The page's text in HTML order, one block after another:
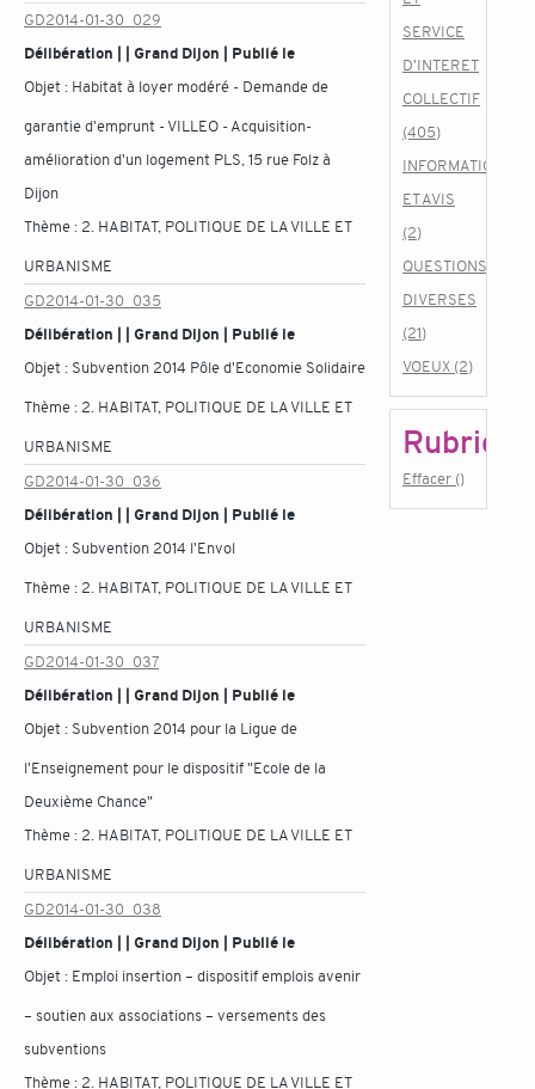
GD2014-01-30_029
Délibération | | Grand Dijon | Publié le
Objet : Habitat à loyer modéré - Demande de
garantie d'emprunt - VILLEO - Acquisition-
amélioration d'un logement PLS, 15 rue Folz à
Dijon
Thème : 2. HABITAT, POLITIQUE DE LA VILLE ET
URBANISME
GD2014-01-30_035
Délibération | | Grand Dijon | Publié le
Objet : Subvention 2014 Pôle d'Economie Solidaire
Thème : 2. HABITAT, POLITIQUE DE LA VILLE ET
URBANISME
GD2014-01-30_036
Délibération | | Grand Dijon | Publié le
Objet : Subvention 2014 l'Envol
Thème : 2. HABITAT, POLITIQUE DE LA VILLE ET
URBANISME
GD2014-01-30_037
Délibération | | Grand Dijon | Publié le
Objet : Subvention 2014 pour la Ligue de
l'Enseignement pour le dispositif "Ecole de la
Deuxième Chance"
Thème : 2. HABITAT, POLITIQUE DE LA VILLE ET
URBANISME
GD2014-01-30_038
Délibération | | Grand Dijon | Publié le
Objet : Emploi insertion – dispositif emplois avenir
– soutien aux associations – versements des
subventions
Thème : 2. HABITAT, POLITIQUE DE LA VILLE ET
SERVICE
D'INTERET
COLLECTIF
(405)
INFORMATIONS
ET AVIS
(2)
QUESTIONS
DIVERSES
(21)
VOEUX (2)
Rubrique
Effacer ()